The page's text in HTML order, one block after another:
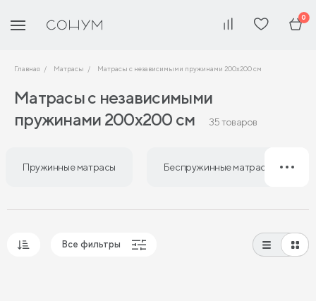
0
Главная Матрасы Матрасы с независимыми пружинами 200х200 см
Матрасы с независимыми
пружинами 200х200 см
35 товаров
Пружинные матрасы Беспружинные матрасы
Все фильтры